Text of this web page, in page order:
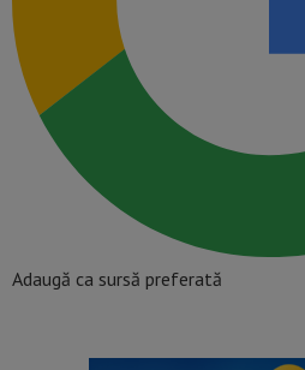
Adaugă ca sursă preferată